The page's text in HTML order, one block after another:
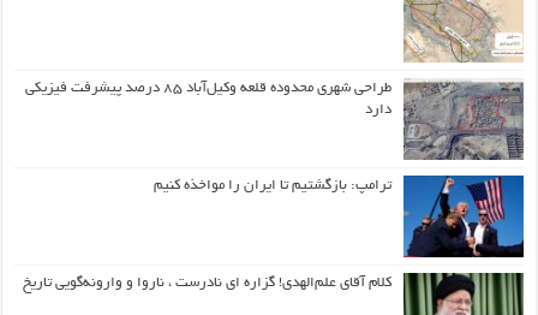
طراحی شهری محدوده قلعه وکیل‌آباد ۸۵ درصد پیشرفت فیزیکی
دارد
ترامپ: بازگشتیم تا ایران را مواخذه کنیم
کلام آقای علم‌الهدی! گزاره ای نادرست ، ناروا و وارونه‌گویی تاریخ